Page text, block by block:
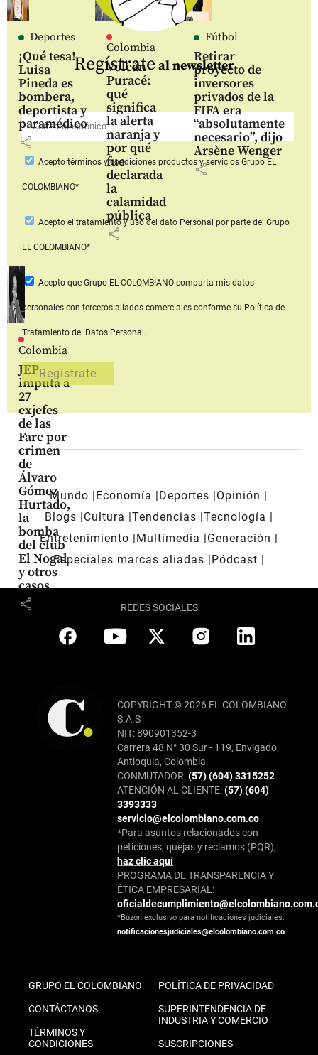
Deportes
¡Qué tesa!
Luisa
Pineda es
bombera,
deportista y
paramédico
share
Colombia
Volcán
Puracé:
qué
significa
la alerta
naranja y
por qué
fue
declarada
la
calamidad
pública
share
Fútbol
Retirar
proyecto de
inversores
privados de la
FIFA era
“absolutamente
necesario”, dijo
Arsène Wenger
share
Colombia
JEP
imputa a
27
exjefes
de las
Farc por
crimen
de
Álvaro
Gómez
Hurtado,
la
bomba
del club
El Nogal
y otros
casos
share
Regístrate al newsletter
Aceptotérminos y condiciones productos y serviciosGrupo EL
COLOMBIANO*
Acepto el tratamiento y uso del dato Personal por parte del Grupo
EL COLOMBIANO*
Acepto que Grupo EL COLOMBIANOcomparta mis datos
personales con terceros aliados comerciales conforme su Política de
Tratamiento del Datos Personal.
Mundo Economía Deportes
Opinión
Blogs
Cultura Tendencias Tecnología
Entretenimiento
Multimedia
Generación
Especiales marcas aliadas
Pódcast
REDES SOCIALES
COPYRIGHT © 2026 EL COLOMBIANO
S.A.S
NIT: 890901352-3
Carrera 48 N° 30 Sur - 119, Envigado,
Antioquia, Colombia.
CONMUTADOR:(57) (604) 3315252
ATENCIÓN AL CLIENTE:(57) (604)
3393333
servicio@elcolombiano.com.co
*Para asuntos relacionados con
peticiones, quejas y reclamos (PQR),
haz clic aquí
PROGRAMA DE TRANSPARENCIA Y
ÉTICA EMPRESARIAL:
*Buzón exclusivo para notificaciones judiciales:
notificacionesjudiciales@elcolombiano.com.co
GRUPO EL COLOMBIANO
CONTÁCTANOS
TÉRMINOS Y
CONDICIONES
POLÍTICA DE PRIVACIDAD
SUPERINTENDENCIA DE
INDUSTRIA Y COMERCIO
SUSCRIPCIONES